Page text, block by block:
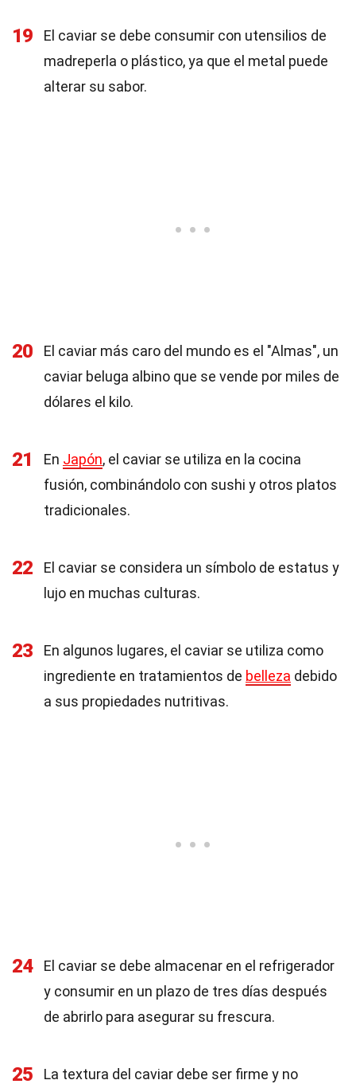
19
El caviar se debe consumir con utensilios de
madreperla o plástico, ya que el metal puede
alterar su sabor.
20
El caviar más caro del mundo es el "Almas", un
caviar beluga albino que se vende por miles de
dólares el kilo.
21 En Japón, el caviar se utiliza en la cocina
fusión, combinándolo con sushi y otros platos
tradicionales.
22
El caviar se considera un símbolo de estatus y
lujo en muchas culturas.
23
En algunos lugares, el caviar se utiliza como
ingrediente en tratamientos de belleza debido
a sus propiedades nutritivas.
24
El caviar se debe almacenar en el refrigerador
y consumir en un plazo de tres días después
de abrirlo para asegurar su frescura.
25 La textura del caviar debe ser firme y no